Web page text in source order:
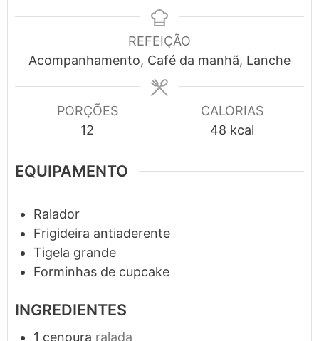
REFEIÇÃO
Acompanhamento, Café da manhã, Lanche
PORÇÕES
12
CALORIAS
48 kcal
EQUIPAMENTO
Ralador
Frigideira antiaderente
Tigela grande
Forminhas de cupcake
INGREDIENTES
1 cenoura ralada